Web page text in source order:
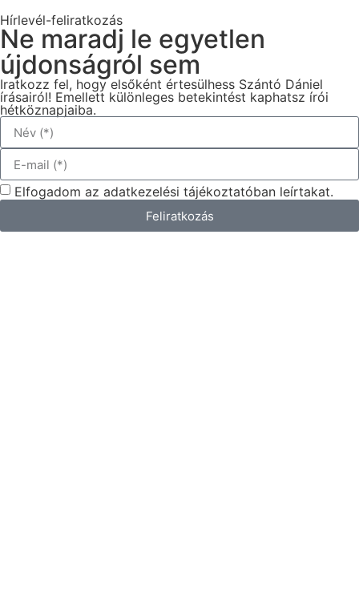
Hírlevél-feliratkozás
Ne maradj le egyetlen
újdonságról sem
Iratkozz fel, hogy elsőként értesülhess Szántó Dániel
írásairól! Emellett különleges betekintést kaphatsz írói
hétköznapjaiba.
Elfogadom az adatkezelési tájékoztatóban leírtakat.
Feliratkozás